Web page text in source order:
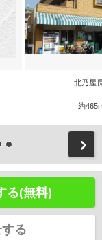
北乃屋
約
る(無料)
る